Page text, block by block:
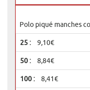
Polo piqué manches
9,10€
8,84€
8,41€